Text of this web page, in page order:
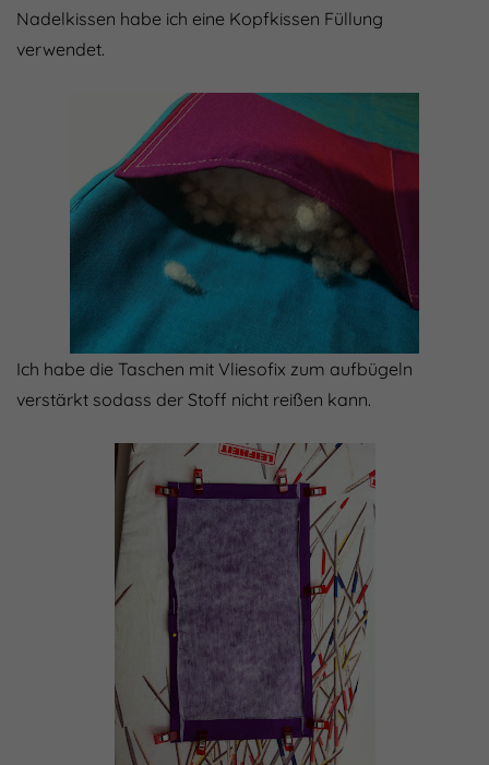
Nadelkissen habe ich eine Kopfkissen Füllung
verwendet.
Ich habe die Taschen mit Vliesofix zum aufbügeln
verstärkt sodass der Stoff nicht reißen kann.